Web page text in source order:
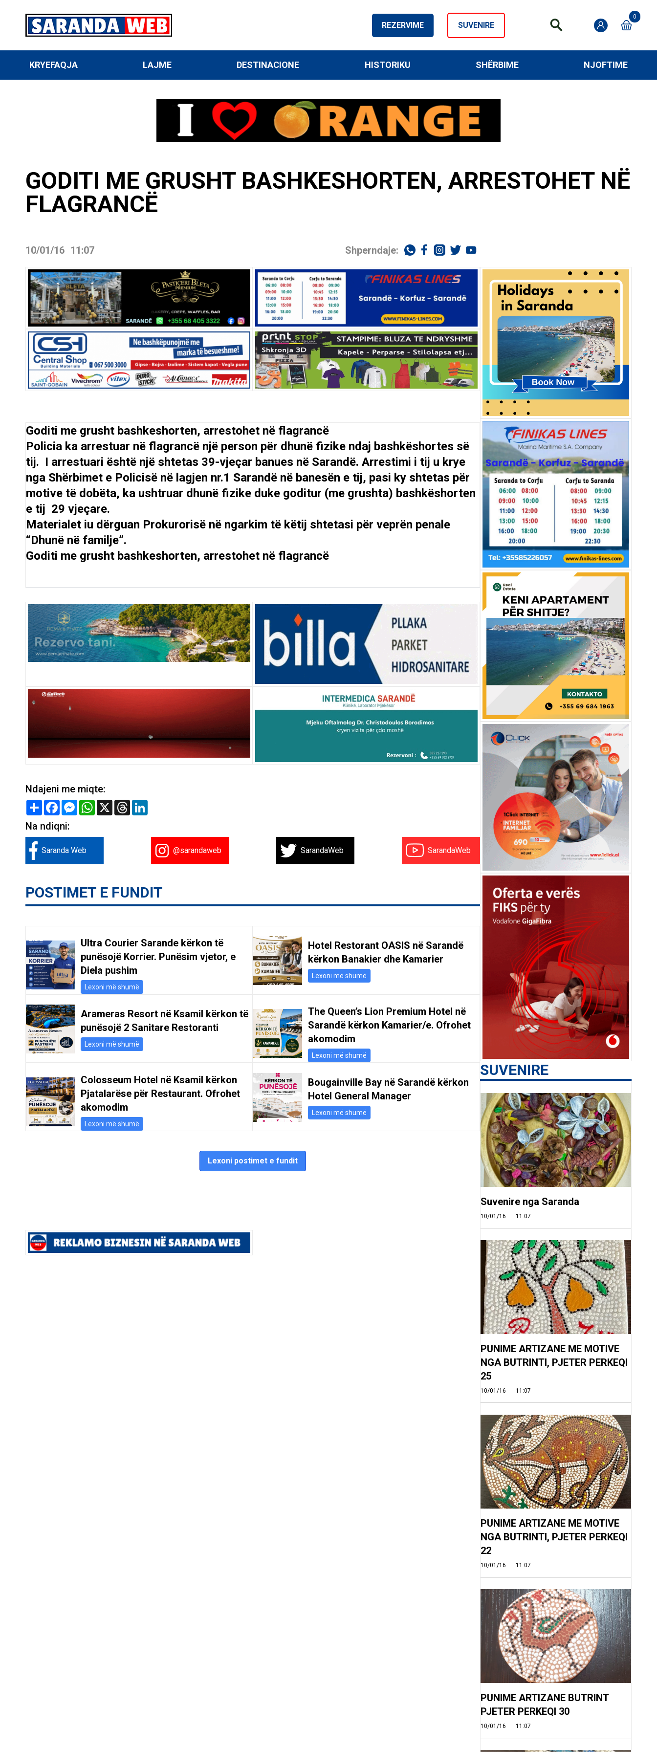
REZERVIME SUVENIRE
0
KRYEFAQJA LAJME DESTINACIONE HISTORIKU SHËRBIME NJOFTIME
GODITI ME GRUSHT BASHKESHORTEN, ARRESTOHET NË
FLAGRANCË
10/01/16 11:07 Shperndaje:
Goditi me grusht bashkeshorten, arrestohet në flagrancë
Policia ka arrestuar në flagrancë një person për dhunë fizike ndaj bashkëshortes së
tij. I arrestuari është një shtetas 39-vjeçar banues në Sarandë. Arrestimi i tij u krye
nga Shërbimet e Policisë në lagjen nr.1 Sarandë në banesën e tij, pasi ky shtetas për
motive të dobëta, ka ushtruar dhunë fizike duke goditur (me grushta) bashkëshorten
e tij 29 vjeçare.
Materialet iu dërguan Prokurorisë në ngarkim të këtij shtetasi për veprën penale
“Dhunë në familje”.
Goditi me grusht bashkeshorten, arrestohet në flagrancë
Ndajeni me miqte:
Share FacebookMessenger
WhatsApp
X Threads
Na ndiqni:
Saranda Web @sarandaweb SarandaWeb SarandaWeb
POSTIMET E FUNDIT
Ultra Courier Sarande kërkon të
punësojë Korrier. Punësim vjetor, e
Diela pushim
Lexoni më shumë
Hotel Restorant OASIS në Sarandë
kërkon Banakier dhe Kamarier
Lexoni më shumë
Arameras Resort në Ksamil kërkon të
punësojë 2 Sanitare Restoranti
Lexoni më shumë
The Queen’s Lion Premium Hotel në
Sarandë kërkon Kamarier/e. Ofrohet
akomodim
Lexoni më shumë
Colosseum Hotel në Ksamil kërkon
Pjatalarëse për Restaurant. Ofrohet
akomodim
Lexoni më shumë
Bougainville Bay në Sarandë kërkon
Hotel General Manager
Lexoni më shumë
Lexoni postimet e fundit
SUVENIRE
Suvenire nga Saranda
10/01/16 11:07
PUNIME ARTIZANE ME MOTIVE
NGA BUTRINTI, PJETER PERKEQI
25
10/01/16 11:07
PUNIME ARTIZANE ME MOTIVE
NGA BUTRINTI, PJETER PERKEQI
22
10/01/16 11:07
PUNIME ARTIZANE BUTRINT
PJETER PERKEQI 30
10/01/16 11:07